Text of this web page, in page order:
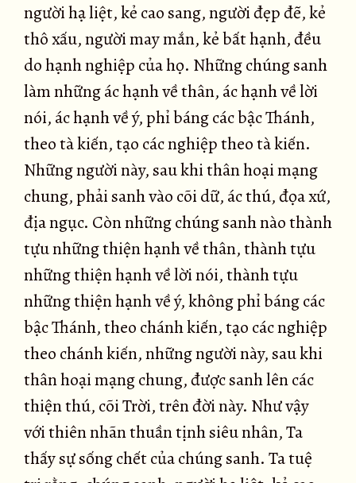
người hạ liệt, kẻ cao sang, người đẹp đẽ, kẻ
thô xấu, người may mắn, kẻ bất hạnh, đều
do hạnh nghiệp của họ. Những chúng sanh
làm những ác hạnh về thân, ác hạnh về lời
nói, ác hạnh về ý, phỉ báng các bậc Thánh,
theo tà kiến, tạo các nghiệp theo tà kiến.
Những người này, sau khi thân hoại mạng
chung, phải sanh vào cõi dữ, ác thú, đọa xứ,
địa ngục. Còn những chúng sanh nào thành
tựu những thiện hạnh về thân, thành tựu
những thiện hạnh về lời nói, thành tựu
những thiện hạnh về ý, không phỉ báng các
bậc Thánh, theo chánh kiến, tạo các nghiệp
theo chánh kiến, những người này, sau khi
thân hoại mạng chung, được sanh lên các
thiện thú, cõi Trời, trên đời này. Như vậy
với thiên nhãn thuần tịnh siêu nhân, Ta
thấy sự sống chết của chúng sanh. Ta tuệ